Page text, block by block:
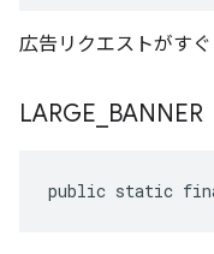
広告リクエストがす
LARGE BANNER
public static